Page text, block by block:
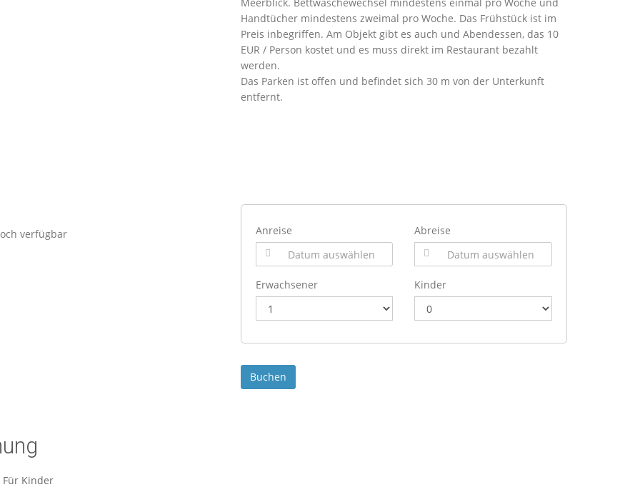
Handtücher mindestens zweimal pro Woche. Das Frühstück ist im
Preis inbegriffen. Am Objekt gibt es auch und Abendessen, das 10
EUR / Person kostet und es muss direkt im Restaurant bezahlt
werden.
Das Parken ist offen und befindet sich 30 m von der Unterkunft
entfernt.
verfügbar Anreise Abreise
Erwachsener Kinder
Für Kinder